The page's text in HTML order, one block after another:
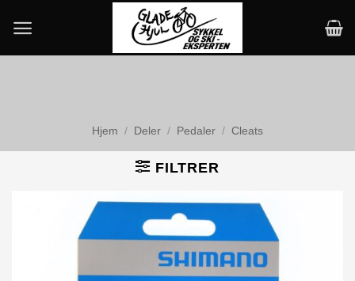
content
Hjem / Deler / Pedaler / Cleats
FILTRER